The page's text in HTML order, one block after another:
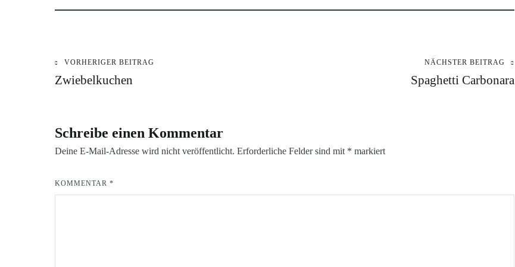
Beitragsnavigation
VORHERIGER BEITRAG
Zwiebelkuchen
NÄCHSTER BEITRAG
Spaghetti Carbonara
Schreibe einen Kommentar
Deine E-Mail-Adresse wird nicht veröffentlicht. Erforderliche Felder sind mit * markiert
KOMMENTAR *